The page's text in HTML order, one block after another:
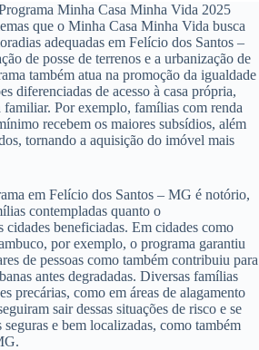
Minha Casa Minha Vida 2025
que o Minha Casa Minha Vida busca
adequadas em Felício dos Santos –
de posse de terrenos e a urbanização de
também atua na promoção da igualdade
diferenciadas de acesso à casa própria,
Por exemplo, famílias com renda
recebem os maiores subsídios, além
tornando a aquisição do imóvel mais
em Felício dos Santos – MG é notório,
contempladas quanto o
cidades beneficiadas. Em cidades como
por exemplo, o programa garantiu
de pessoas como também contribuiu para
antes degradadas. Diversas famílias
precárias, como em áreas de alagamento
sair dessas situações de risco e se
seguras e bem localizadas, como também